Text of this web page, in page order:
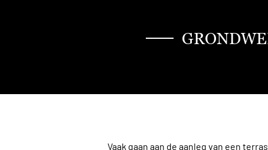
Vaak gaan aan de aanleg van een